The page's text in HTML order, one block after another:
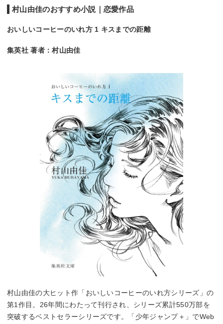
村山由佳のおすすめ小説｜恋愛作品
おいしいコーヒーのいれ方 1 キスまでの距離
集英社 著者：村山由佳
村山由佳の大ヒット作「おいしいコーヒーのいれ方シリーズ」の
第1作目。26年間にわたって刊行され、シリーズ累計550万部を
突破するベストセラーシリーズです。「少年ジャンプ＋」でWeb